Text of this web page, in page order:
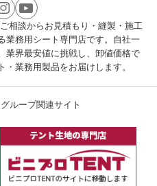
相談からお見積もり・縫製・施工
業務用シート専門店です。自社一
業界最安値に挑戦し、卸値価格で
業務用製品をお届けします。
ループ関連サイト